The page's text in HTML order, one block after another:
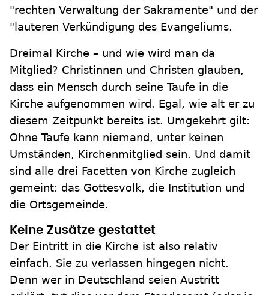
"rechten Verwaltung der Sakramente" und der
"lauteren Verkündigung des Evangeliums.
Dreimal Kirche – und wie wird man da
Mitglied? Christinnen und Christen glauben,
dass ein Mensch durch seine Taufe in die
Kirche aufgenommen wird. Egal, wie alt er zu
diesem Zeitpunkt bereits ist. Umgekehrt gilt:
Ohne Taufe kann niemand, unter keinen
Umständen, Kirchenmitglied sein. Und damit
sind alle drei Facetten von Kirche zugleich
gemeint: das Gottesvolk, die Institution und
die Ortsgemeinde.
Keine Zusätze gestattet
Der Eintritt in die Kirche ist also relativ
einfach. Sie zu verlassen hingegen nicht.
Denn wer in Deutschland seien Austritt